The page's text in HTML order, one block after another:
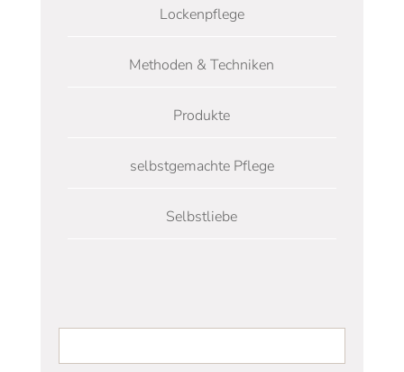
Lockenpflege
Methoden & Techniken
Produkte
selbstgemachte Pflege
Selbstliebe